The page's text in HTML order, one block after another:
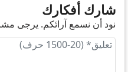
شارك أفكارك
نود أن نسمع آرائكم. يرجى